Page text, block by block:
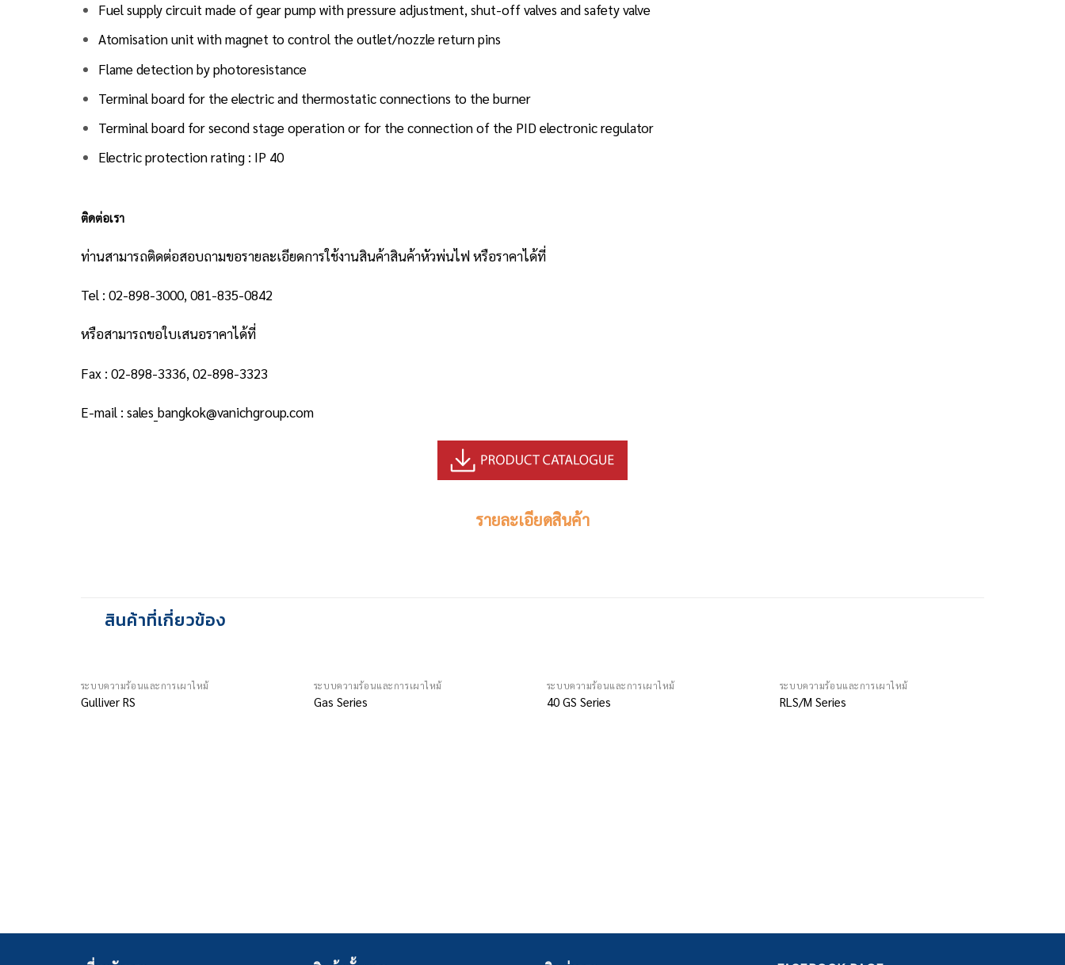
Fuel supply circuit made of gear pump with pressure adjustment, shut-off valves and safety valve
Atomisation unit with magnet to control the outlet/nozzle return pins
Flame detection by photoresistance
Terminal board for the electric and thermostatic connections to the burner
Terminal board for second stage operation or for the connection of the PID electronic regulator
Electric protection rating : IP 40
ติดต่อเรา
ท่านสามารถติดต่อสอบถามขอรายละเอียดการใช้งานสินค้าสินค้าหัวพ่นไฟ หรือราคาได้ที่
Tel : 02-898-3000, 081-835-0842
หรือสามารถขอใบเสนอราคาได้ที่
Fax : 02-898-3336, 02-898-3323
E-mail : sales_bangkok@vanichgroup.com
รายละเอียดสินค้า
สินค้าที่เกี่ยวข้อง
ระบบความร้อนและการเผาไหม้
Gulliver RS
ระบบความร้อนและการเผาไหม้
Gas Series
ระบบความร้อนและการเผาไหม้
40 GS Series
ระบบความร้อนและการเผาไหม้
RLS/M Series